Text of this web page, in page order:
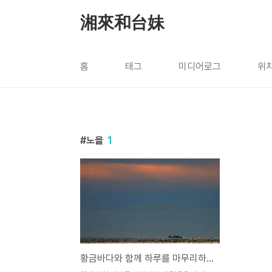
湘來和台妹
홈 태그 미디어로그 위
노을 1
황금바다와 함께 하루를 마무리하는 그들